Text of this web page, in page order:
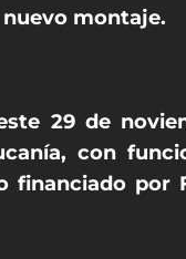
montaje.
29 de
con
por